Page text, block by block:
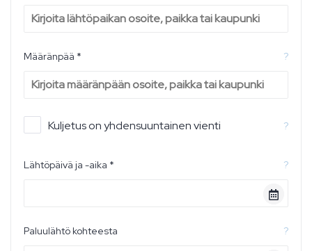
Määränpää * ?
Kuljetus on yhdensuuntainen vienti ?
Lähtöpäivä ja -aika * ?
Paluulähtö kohteesta ?